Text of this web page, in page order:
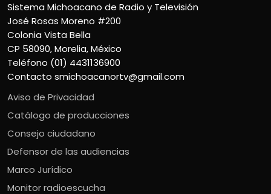
Sistema Michoacano de Radio y Televisión
José Rosas Moreno #200
Colonia Vista Bella
CP 58090, Morelia, México
Teléfono (01) 4431136900
Contacto smichoacanortv@gmail.com
Aviso de Privacidad
Catálogo de producciones
Consejo ciudadano
Defensor de las audiencias
Marco Jurídico
Monitor radioescucha